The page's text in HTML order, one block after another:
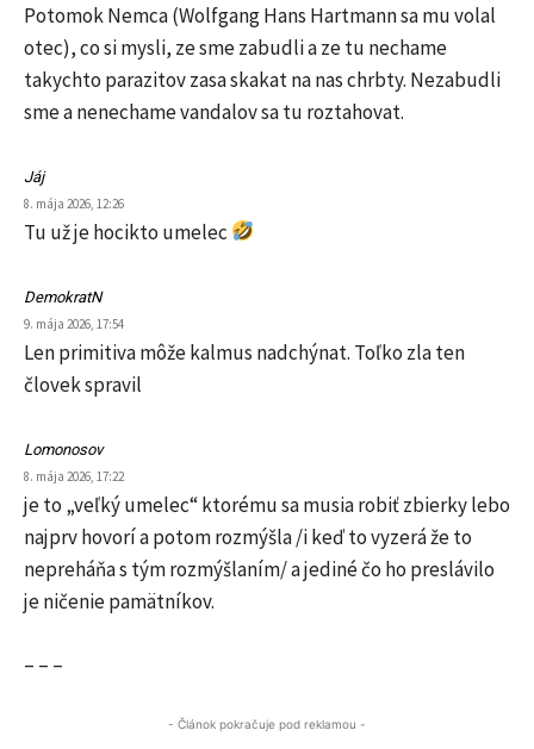
Potomok Nemca (Wolfgang Hans Hartmann sa mu volal
otec), co si mysli, ze sme zabudli a ze tu nechame
takychto parazitov zasa skakat na nas chrbty. Nezabudli
sme a nenechame vandalov sa tu roztahovat.
Jáj
8. mája 2026, 12:26
Tu už je hocikto umelec
DemokratN
9. mája 2026, 17:54
Len primitiva môže kalmus nadchýnat. Toľko zla ten
človek spravil
Lomonosov
8. mája 2026, 17:22
je to „veľký umelec“ ktorému sa musia robiť zbierky lebo
najprv hovorí a potom rozmýšla /i keď to vyzerá že to
nepreháňa s tým rozmýšlaním/ a jediné čo ho preslávilo
je ničenie pamätníkov.
– – –
- Článok pokračuje pod reklamou -